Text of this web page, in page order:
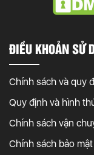
ĐIỀU KHOẢN SỬ
Chính sách và quy
Quy định và hình
Chính sách vận
Chính sách bảo